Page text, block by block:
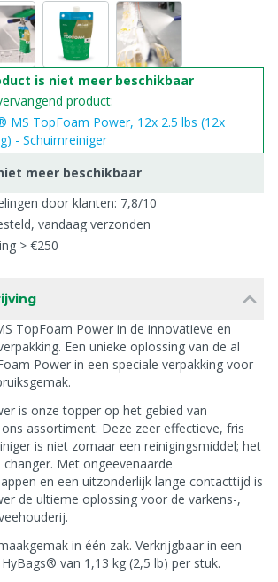
is niet meer beschikbaar
product:
MS TopFoam Power, 12x 2.5 lbs (12x
- Schuimreiniger
meer beschikbaar
door klanten: 7,8/10
vandaag verzonden
> €250
TopFoam Power in de innovatieve en
Een unieke oplossing van de al
Power in een speciale verpakking voor
is onze topper op het gebied van
assortiment. Deze zeer effectieve, fris
is niet zomaar een reinigingsmiddel; het
Met ongeëvenaarde
en een uitzonderlijk lange contacttijd is
de ultieme oplossing voor de varkens-,
in één zak. Verkrijgbaar in een
van 1,13 kg (2,5 lb) per stuk.